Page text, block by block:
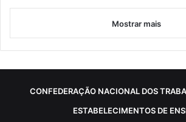
Mostrar mais
CONFEDERAÇÃO NACIONAL DOS
ESTABELECIMENTOS DE